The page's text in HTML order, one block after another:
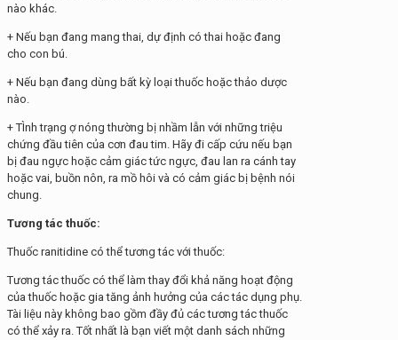
nào khác.
+ Nếu bạn đang mang thai, dự định có thai hoặc đang
cho con bú.
+ Nếu bạn đang dùng bất kỳ loại thuốc hoặc thảo dược
nào.
+ TÌnh trạng ợ nóng thường bị nhầm lẫn với những triệu
chứng đầu tiên của cơn đau tim. Hãy đi cấp cứu nếu bạn
bị đau ngực hoặc cảm giác tức ngực, đau lan ra cánh tay
hoặc vai, buồn nôn, ra mồ hôi và có cảm giác bị bệnh nói
chung.
Tương tác thuốc:
Thuốc ranitidine có thể tương tác với thuốc:
Tương tác thuốc có thể làm thay đổi khả năng hoạt động
của thuốc hoặc gia tăng ảnh hưởng của các tác dụng phụ.
Tài liệu này không bao gồm đầy đủ các tương tác thuốc
có thể xảy ra. Tốt nhất là bạn viết một danh sách những